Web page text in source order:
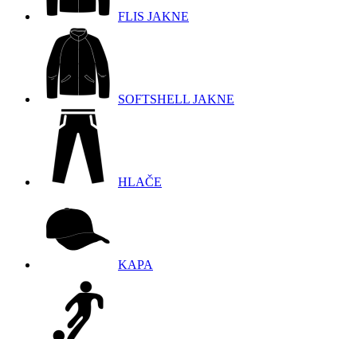
FLIS JAKNE
SOFTSHELL JAKNE
HLAČE
KAPA